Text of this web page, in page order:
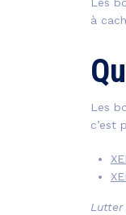
Les
à
Les
c’est
Lutter